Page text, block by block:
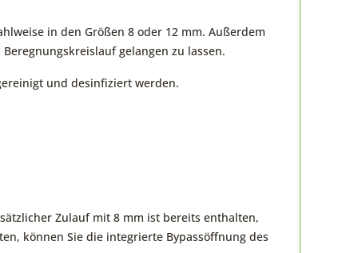
in den Größen 8 oder 12 mm. Außerdem
gelangen zu lassen.
und desinfiziert werden.
Zulauf mit 8 mm ist bereits enthalten,
können Sie die integrierte Bypassöffnung des